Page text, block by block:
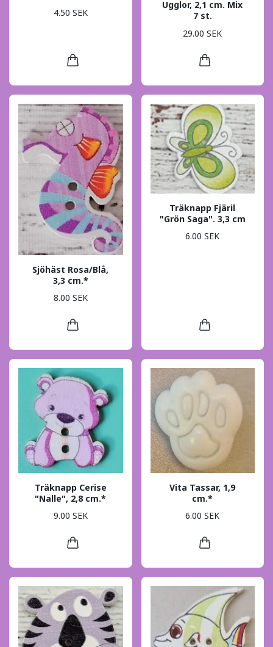
4.50 SEK
Ugglor, 2,1 cm. Mix
7 st.
29.00 SEK
Sjöhäst Rosa/Blå,
3,3 cm.*
8.00 SEK
Träknapp Fjäril
"Grön Saga". 3,3 cm
6.00 SEK
Träknapp Cerise
"Nalle", 2,8 cm.*
9.00 SEK
Vita Tassar, 1,9
cm.*
6.00 SEK